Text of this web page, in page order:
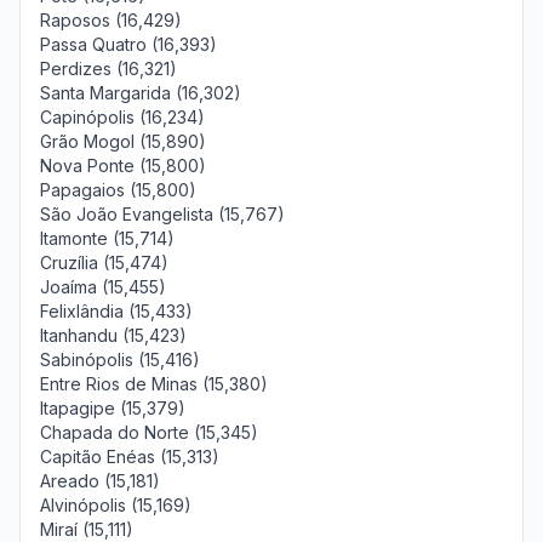
Raposos (16,429)
Passa Quatro (16,393)
Perdizes (16,321)
Santa Margarida (16,302)
Capinópolis (16,234)
Grão Mogol (15,890)
Nova Ponte (15,800)
Papagaios (15,800)
São João Evangelista (15,767)
Itamonte (15,714)
Cruzília (15,474)
Joaíma (15,455)
Felixlândia (15,433)
Itanhandu (15,423)
Sabinópolis (15,416)
Entre Rios de Minas (15,380)
Itapagipe (15,379)
Chapada do Norte (15,345)
Capitão Enéas (15,313)
Areado (15,181)
Alvinópolis (15,169)
Miraí (15,111)